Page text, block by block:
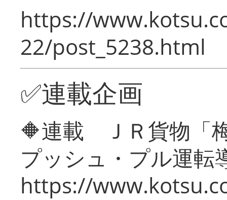
https://
22/post_5238.html
✅連載企画
🔶連載 ＪＲ貨物「
プッシュ・プル運転
https://